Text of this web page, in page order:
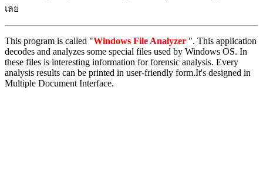
เลย
This program is called "Windows File Analyzer ". This application
decodes and analyzes some special files used by Windows OS. In
these files is interesting information for forensic analysis. Every
analysis results can be printed in user-friendly form.It's designed in
Multiple Document Interface.